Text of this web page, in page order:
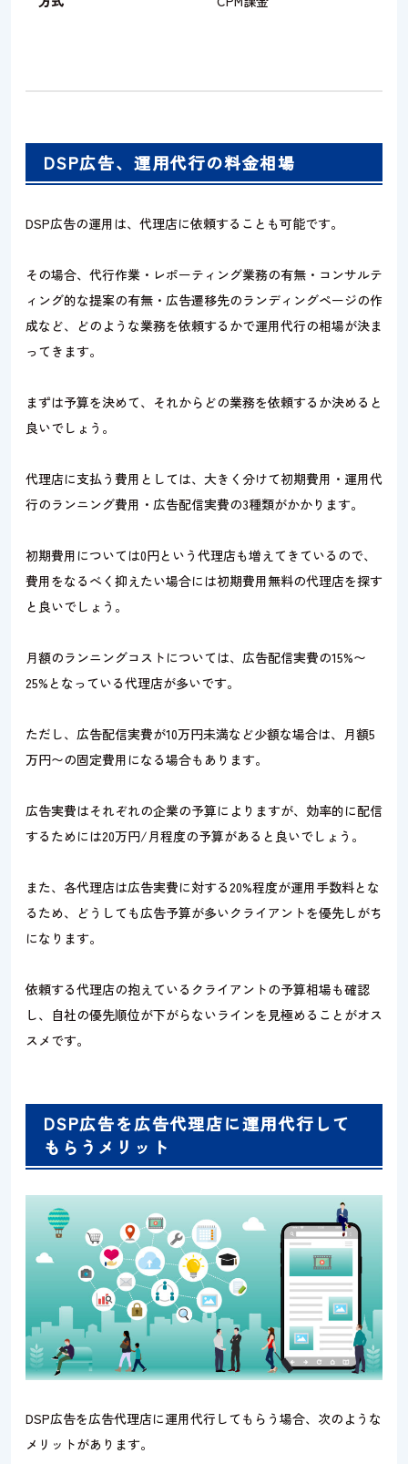
DSP広告、運用代行の料金相場
DSP広告の運用は、代理店に依頼することも可能です。
その場合、代行作業・レポーティング業務の有無・コンサルテ
ィング的な提案の有無・広告遷移先のランディングページの作
成など、どのような業務を依頼するかで運用代行の相場が決ま
ってきます。
まずは予算を決めて、それからどの業務を依頼するか決めると
良いでしょう。
代理店に支払う費用としては、大きく分けて初期費用・運用代
行のランニング費用・広告配信実費の3種類がかかります。
初期費用については0円という代理店も増えてきているので、
費用をなるべく抑えたい場合には初期費用無料の代理店を探す
と良いでしょう。
月額のランニングコストについては、広告配信実費の15%〜
25%となっている代理店が多いです。
ただし、広告配信実費が10万円未満など少額な場合は、月額5
万円〜の固定費用になる場合もあります。
広告実費はそれぞれの企業の予算によりますが、効率的に配信
するためには20万円/月程度の予算があると良いでしょう。
また、各代理店は広告実費に対する20%程度が運用手数料とな
るため、どうしても広告予算が多いクライアントを優先しがち
になります。
依頼する代理店の抱えているクライアントの予算相場も確認
し、自社の優先順位が下がらないラインを見極めることがオス
スメです。
DSP広告を広告代理店に運用代行して
もらうメリット
DSP広告を広告代理店に運用代行してもらう場合、次のような
メリットがあります。